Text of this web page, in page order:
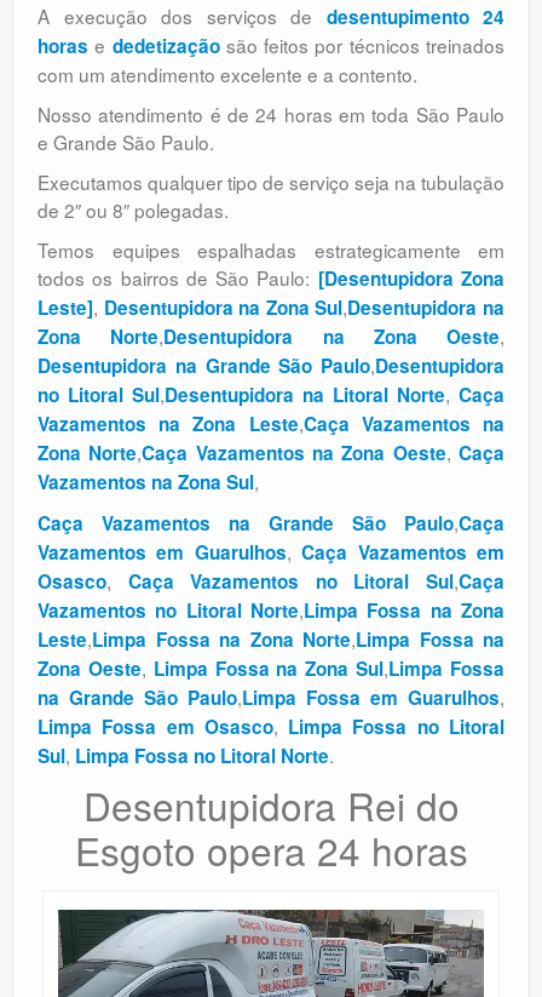
A execução dos serviços de desentupimento 24
horas e dedetizaçãosão feitos por técnicos treinados
com um atendimento excelente e a contento.
Nosso atendimento é de 24 horas em toda São Paulo
e Grande São Paulo.
Executamos qualquer tipo de serviço seja na tubulação
de 2″ ou 8″ polegadas.
Temos equipes espalhadas estrategicamente em
todos os bairros de São Paulo: [Desentupidora Zona
Leste], Desentupidora na Zona Sul,Desentupidora na
Zona Norte,Desentupidora na Zona Oeste,
Desentupidora na Grande São Paulo,Desentupidora
no Litoral Sul,Desentupidora na Litoral Norte, Caça
Vazamentos na Zona Leste,Caça Vazamentos na
Zona Norte,Caça Vazamentos na Zona Oeste,Caça
Vazamentos na Zona Sul,
Caça Vazamentos na Grande São Paulo,Caça
Vazamentos em Guarulhos,Caça Vazamentos em
Osasco, Caça Vazamentos no Litoral Sul,Caça
Vazamentos no Litoral Norte,Limpa Fossa na Zona
Leste,Limpa Fossa na Zona Norte,Limpa Fossa na
Zona Oeste, Limpa Fossa na Zona Sul,Limpa Fossa
na Grande São Paulo,Limpa Fossa em Guarulhos,
Limpa Fossa em Osasco, Limpa Fossa no Litoral
Sul, Limpa Fossa no Litoral Norte.
Desentupidora Rei do
Esgoto opera 24 horas